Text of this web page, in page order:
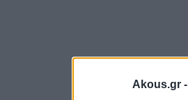
Akous.gr -